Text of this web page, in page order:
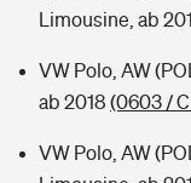
Limousine, ab
VW Polo, AW
ab 2018 (0603 /
VW Polo, AW